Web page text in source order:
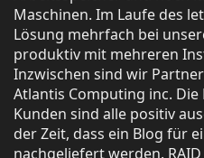
Maschinen. Im Laufe des
Lösung mehrfach bei
produktiv mit mehreren
Inzwischen sind wir
Atlantis Computing inc.
Kunden sind alle positiv
der Zeit, dass ein Blog für
nachgeliefert werden.